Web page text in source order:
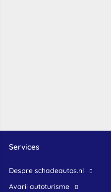
Services
Despre schadeautos.nl
Avarii autoturisme